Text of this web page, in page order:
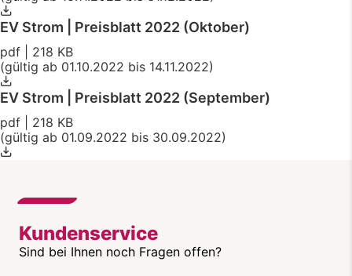
EV Strom | Preisblatt 2022 (Oktober)
pdf | 218 KB
(gültig ab 01.10.2022 bis 14.11.2022)
EV Strom | Preisblatt 2022 (September)
pdf | 218 KB
(gültig ab 01.09.2022 bis 30.09.2022)
Kundenservice
Sind bei Ihnen noch Fragen offen?